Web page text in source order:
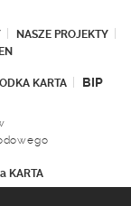
NASZE PROJEKTY
EN
KARTA BIP
KARTA